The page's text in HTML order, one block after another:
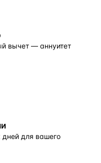
вычет — аннуитет
дней для вашего